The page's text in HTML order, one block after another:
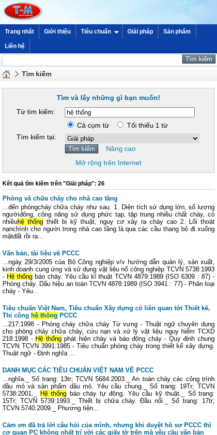
Trang nhất Giới thiệu Tiêu chuẩn Giải pháp Sản phẩm
Liên hệ
Tìm kiếm
Tìm và lấy những gì bạn muốn!
Từ tìm kiếm:
Cả cụm từ
Tối thiểu 1 từ
Tìm kiếm tại:
Nâng cao
Mở rộng trên Internet
Kết quả tìm kiếm trên "Giải pháp": 26
Phòng và chữa cháy cho nhà cao tầng
...đến phòngcháy chữa cháy như sau: 1. Diện tích sử dụng lớn, số lượng
ngườiđông, công năng sử dụng phức tạp, tập trung nhiều chất cháy, có
nhiềuhệ thốngthiết bị kỹ thuật, nguy cơ xảy ra cháy cao 2. Lối thoát
nạnchính cho người trong nhà cao tầng là qua các cầu thang bộ đi xuống
mặtđất rồi ra...
Văn bản, tài liệu về PCCC
...ngày 29/3/2005 của Bộ Công nghiệp v/v hướng dẫn quản lý, sản xuất,
kinh doanh cung ứng và sử dụng vật liệu nổ công nghiệp TCVN 5738:1993
- Hệ thốngbáo cháy. Yêu cầu kĩ thuật TCVN 4879:1989 (ISO 6309 : 87) -
Phòng cháy. Dấu hiệu an toàn TCVN 4878:1989 (ISO 3941 : 77) - Phân loại
cháy - Yêu...
Tiêu chuẩn Việt Nam, Tiêu chuẩn Xây dựng có liên quan tới Thiết kế,
Thi công hệ thống PCCC
...217:1998 - Phòng cháy chữa cháy Từ vựng - Thuật ngữ chuyên dụng
cho phòng cháy chữa cháy, cứu nạn và xử lý vật liệu nguy hiểm TCXD
218:1998 - Hệ thốngphát hiện cháy và báo động cháy - Quy định chung
TCVN TCVN 3991:1985 - Tiêu chuẩn phòng cháy trong thiết kế xây dựng.
Thuật ngữ - Định nghĩa ...
DANH MỤC CÁC TIÊU CHUẨN VIỆT NAM VỀ PCCC
...nghĩa._ Số trang: 13tr; TCVN 5684:2003._ An toàn cháy các công trình
dầu mỏ và sản phẩm dầu mỏ. Yêu cầu chung._ Số trang: 19Tr; TCVN
5738:2001._
Hệ thống báo cháy tự động. Yêu cầu kỹ thuật._ Số trang:
15Tr; TCVN 5739:1993._ Thiết bị chữa cháy. Đầu nối._ Số trang: 17tr;
TCVN 5740:2009._ Phương tiện...
Cảm ơn đã trả lời câu hỏi của mình, nhưng khi duyệt hồ sơ PCCC thì
cơ quan PC không nhất trí với các giấy tờ trên mà yêu cầu văn bản